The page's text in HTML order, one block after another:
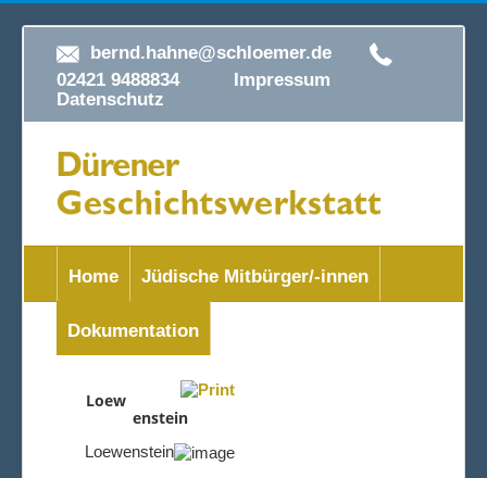
bernd.hahne@schloemer.de
02421 9488834 Impressum
Datenschutz
Home Jüdische Mitbürger/-innen
Dokumentation
Loew
enstein
Loewenstein